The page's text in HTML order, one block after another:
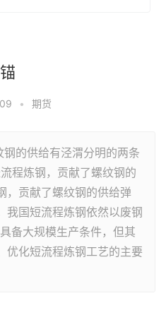
• 期货
供给有泾渭分明的两条
程炼钢，贡献了螺纹钢的
，贡献了螺纹钢的供给弹
我国短流程炼钢依然以废钢
备大规模生产条件，但其
优化短流程炼钢工艺的主要